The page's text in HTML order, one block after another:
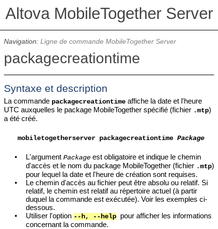
Altova MobileTogether Server
Navigation: Ligne de commande MobileTogether Server
packagecreationtime
Syntaxe et description
La commande packagecreationtimeaffiche la date et l'heure
UTC auxquelles le package MobileTogether spécifié (fichier .mtp)
a été créé.
mobiletogetherserver packagecreationtime Package
• L'argumentPackage est obligatoire et indique le chemin
d'accès et le nom du package MobileTogether (fichier .mtp)
pour lequel la date et l'heure de création sont requises.
•
Le chemin d'accès au fichier peut être absolu ou relatif. Si
relatif, le chemin est relatif au répertoire actuel (à partir
duquel la commande est exécutée). Voir les exemples ci-
dessous.
•
Utiliser l'option--h, --help pour afficher les informations
concernant la commande.